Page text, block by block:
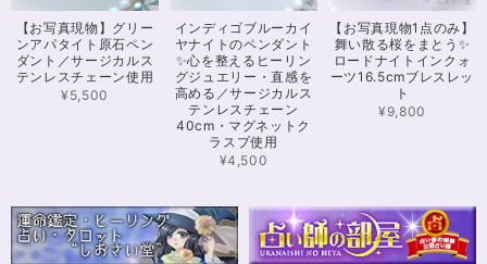
可愛いお品をありがとうございます。陽に当たるとキラキラして、とても可
愛いです！とくにシトリンの色味がとても気に入りました。まだ、気になる
ブレスレットがたくさんあったので、また購入させていただきたいと思いま
す。また親切で迅速、丁寧な対応をしてくださりありがとうございました。
さざれながら、カイヤナイトのブルーバンドやジラソールアイが見える石も
ありました きれいな石をありがとうございます⭐︎
【お写真現物】グリー
ンアパタイト原石ペン
ダント／サージカルス
テンレスチェーン使用
¥5,500
インディゴブルーカイ
ヤナイトのペンダント
✨心を整えるヒーリン
グジュエリー・直感を
高める／サージカルス
テンレスチェーン
40cm・マグネットク
ラスプ使用
¥4,500
【お写真現物1点のみ】
舞い散る桜をまとう✨
ロードナイトインクォ
ーツ16.5cmブレスレッ
ト
¥9,800